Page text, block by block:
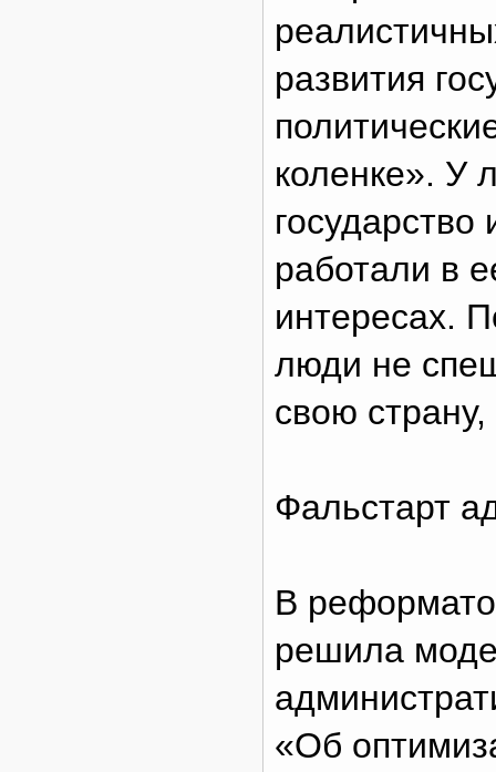
развития
коленке». У
работали в
интересах.
люди не
свою
Фальстарт
В
решила
«Об